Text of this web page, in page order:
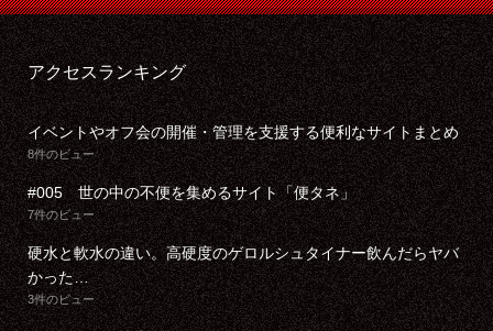
アクセスランキング
イベントやオフ会の開催・管理を支援する便利なサイトまとめ
8件のビュー
#005 世の中の不便を集めるサイト「便タネ」
7件のビュー
硬水と軟水の違い。高硬度のゲロルシュタイナー飲んだらヤバ
かった…
3件のビュー